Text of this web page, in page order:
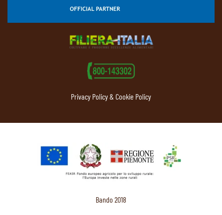
Privacy Policy & Cookie Policy
Bando 2018